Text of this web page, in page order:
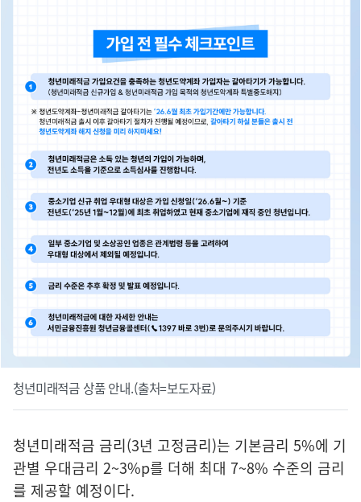
청년미래적금 상품 안내.(출처=보도자료)
청년미래적금 금리(3년 고정금리)는 기본금리 5%에 기
관별 우대금리 2~3%p를 더해 최대 7~8% 수준의 금리
를 제공할 예정이다.